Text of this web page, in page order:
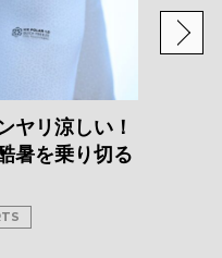
ヤリ涼しい！
暑を乗り切る
リア
イシ